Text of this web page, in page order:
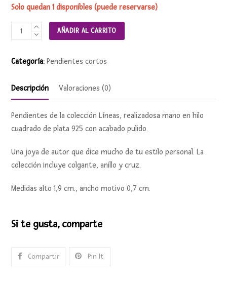
Solo quedan 1 disponibles (puede reservarse)
Pendientes
LÍNEAS
AÑADIR AL CARRITO
Categoría: Pendientes cortos
Descripción Valoraciones (0)
Pendientes de la colección Líneas, realizadosa mano en hilo
cuadrado de plata 925 con acabado pulido.
Una joya de autor que dice mucho de tu estilo personal. La
colección incluye colgante, anillo y cruz.
Medidas alto 1,9 cm., ancho motivo 0,7 cm.
Si te gusta, comparte
Compartir Pin It